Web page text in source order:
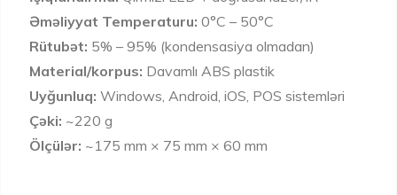
Əməliyyat Temperaturu: 0°C – 50°C
Rütubət: 5% – 95% (kondensasiya olmadan)
Material/korpus: Davamlı ABS plastik
Uyğunluq: Windows, Android, iOS, POS sistemləri
Çəki: ~220 g
Ölçülər: ~175 mm × 75 mm × 60 mm